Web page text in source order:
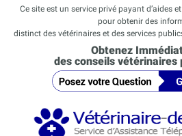
Ce site est un service privé payant d’aides
pour obtenir des
distinct des vétérinaires et des services
Obtenez
des conseils vétérinaires